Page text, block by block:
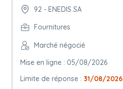
92 - ENEDIS SA
Fournitures
Marché négocié
Mise en ligne : 05/08/2026
Limite de réponse : 31/08/2026